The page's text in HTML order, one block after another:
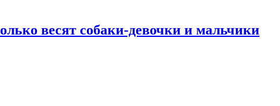
весят собаки-девочки и мальчики